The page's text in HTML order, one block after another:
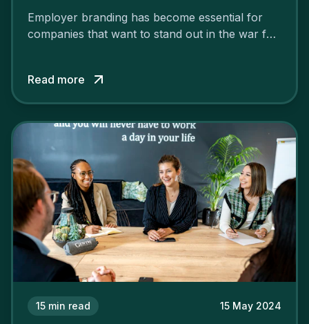
Employer branding has become essential for
companies that want to stand out in the war for
attract the best profiles.
Read more
15 min read 15 May 2024